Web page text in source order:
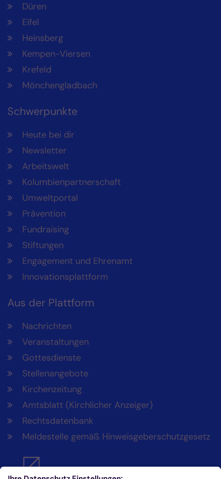
Düren
Eifel
Heinsberg
Kempen-Viersen
Krefeld
Mönchengladbach
Schwerpunkte
Heute bei dir
Newsletter
Arbeitswelt
Kolumbienpartnerschaft
Umweltportal
Prävention
Fundraising
Stiftungen
Engagement und Ehrenamt
Innovationsplattform
Aus der Plattform
Nachrichten
Veranstaltungen
Gottesdienste
Stellenangebote
Kirchenzeitung
Amtsblatt (Kirchlicher Anzeiger)
Rechtsdatenbank
Meldestelle gemäß Hinweisgeberschutzgesetz